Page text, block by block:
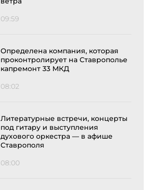
09:59
Определена компания, которая
проконтролирует на Ставрополье
капремонт 33 МКД
08:02
Литературные встречи, концерты
под гитару и выступления
духового оркестра — в афише
Ставрополя
08:00